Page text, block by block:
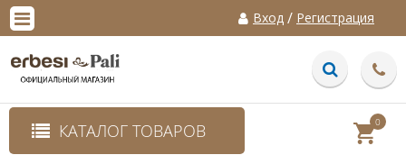
Вход / Регистрация
КАТАЛОГ ТОВАРОВ 0